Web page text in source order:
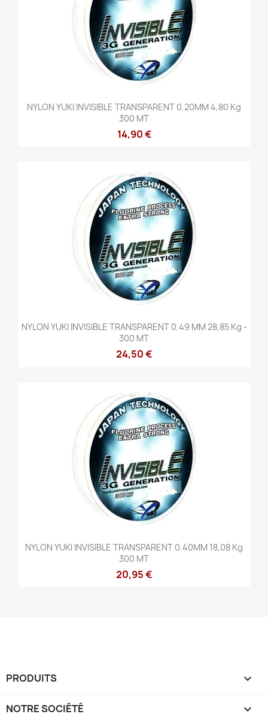
NYLON YUKI INVISIBLE TRANSPARENT 0.20MM 4,80 Kg
300 MT
14,90 €
NYLON YUKI INVISIBLE TRANSPARENT 0.49 MM 28,85 Kg -
300 MT
24,50 €
NYLON YUKI INVISIBLE TRANSPARENT 0.40MM 18,08 Kg
300 MT
20,95 €
PRODUITS 
NOTRE SOCIÉTÉ 